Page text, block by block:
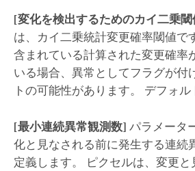
[変化を検出するためのカイ二乗閾
は、カイ二乗統計変更確率閾値で
含まれている計算された変更確率
いる場合、異常としてフラグが付
トの可能性があります。 デフォル
[最小連続異常観測数] パラメータ
化と見なされる前に発生する連続
定義します。 ピクセルは、変更と